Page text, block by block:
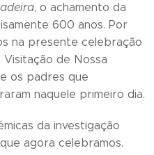
, o achamento da
600 anos. Por
na presente celebração
de Nossa
os padres que
naquele primeiro dia.
da investigação
agora celebramos.